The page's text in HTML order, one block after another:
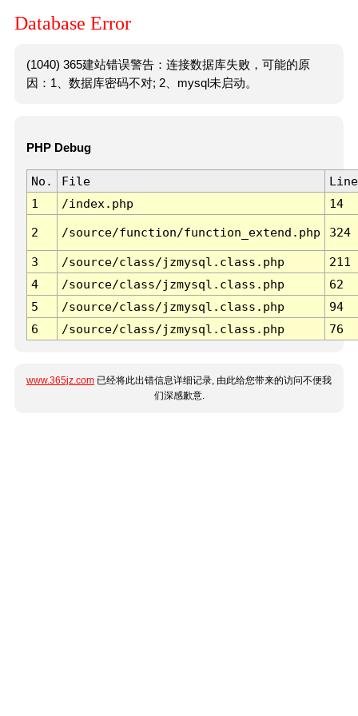
Database Error
(1040) 365建站错误警告：连接数据库失败，可能的原
因：1、数据库密码不对; 2、mysql未启动。
PHP Debug
No. File
Line
1
/index.php 14
2 /source/function/function_extend.php 324
3 /source/class/jzmysql.class.php
211
4
/source/class/jzmysql.class.php
62
5
/source/class/jzmysql.class.php
94
6
/source/class/jzmysql.class.php 76
www.365jz.com 已经将此出错信息详细记录, 由此给您带来的访问不便我
们深感歉意.